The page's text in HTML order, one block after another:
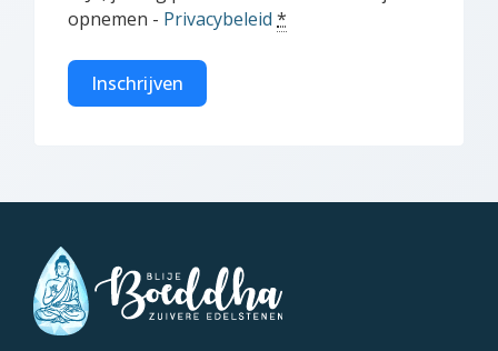
opnemen - Privacybeleid *
Inschrijven